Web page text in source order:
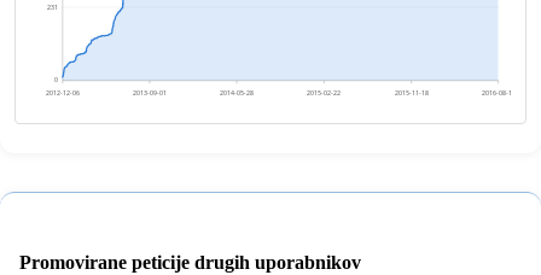
0
231
2012-12-06 2013-09-01 2014-05-28 2015-02-22 2015-11-18 2016-08-13
Promovirane peticije drugih uporabnikov